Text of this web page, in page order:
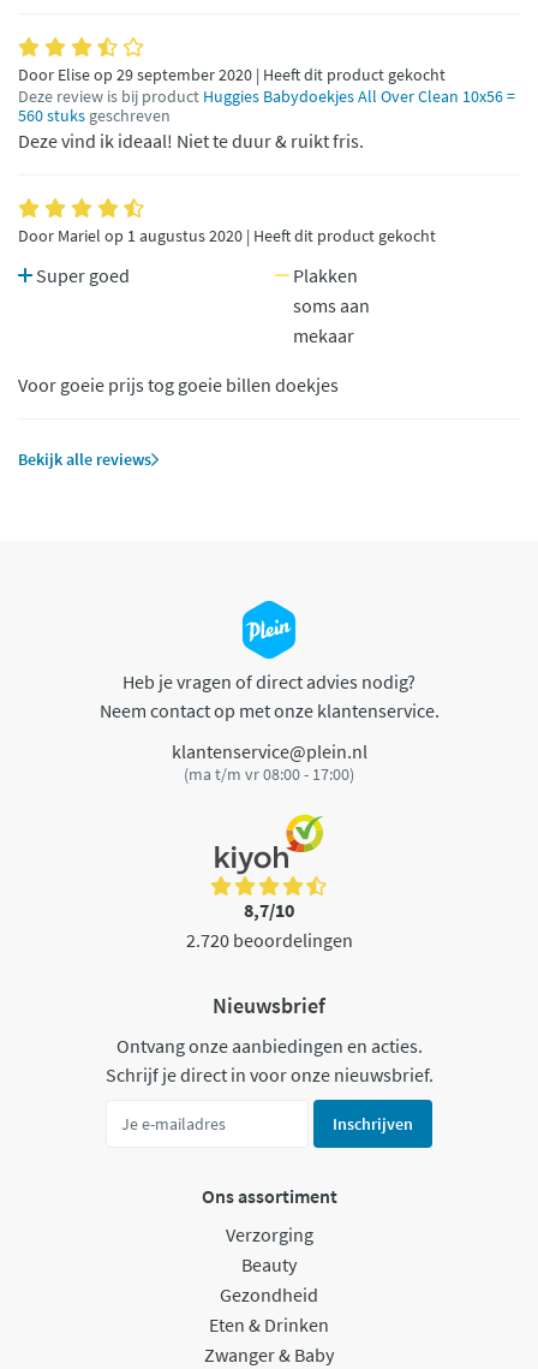
Door Elise op 29 september 2020 | Heeft dit product gekocht
Deze review is bij product Huggies Babydoekjes All Over Clean 10x56 =
560 stuks geschreven
Deze vind ik ideaal! Niet te duur & ruikt fris.
Door Mariel op 1 augustus 2020 | Heeft dit product gekocht
Super goed
Plakken
soms aan
mekaar
Voor goeie prijs tog goeie billen doekjes
Bekijk alle reviews
Heb je vragen of direct advies nodig?
Neem contact op met onze klantenservice.
klantenservice@plein.nl
(ma t/m vr 08:00 - 17:00)
8,7/10
2.720 beoordelingen
Nieuwsbrief
Ontvang onze aanbiedingen en acties.
Schrijf je direct in voor onze nieuwsbrief.
Inschrijven
Ons assortiment
Verzorging
Beauty
Gezondheid
Eten & Drinken
Zwanger & Baby